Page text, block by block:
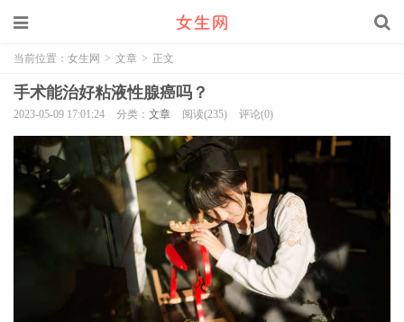
当前位置： 女生网 > 文章 > 正文
手术能治好粘液性腺癌吗？
2023-05-09 17:01:24 分类： 文章 阅读(235) 评论(0)